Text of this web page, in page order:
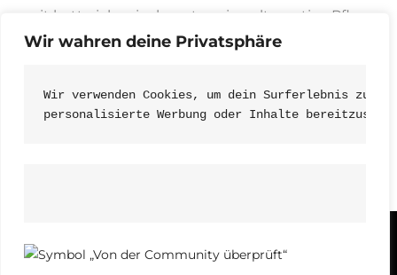
Wir wahren deine Privatsphäre
Wir verwenden Cookies, um dein Surferlebnis zu
personalisierte Werbung oder Inhalte
somit hatte ich mir als erstes eine alternative Pflege
bestellt. Ich merkte, das anfangs „genau das
ohne Ende. Aufgrund Nicoles „Zureden“ habe ich
durchgehalten und siehe da – nach 1,5 benutzen